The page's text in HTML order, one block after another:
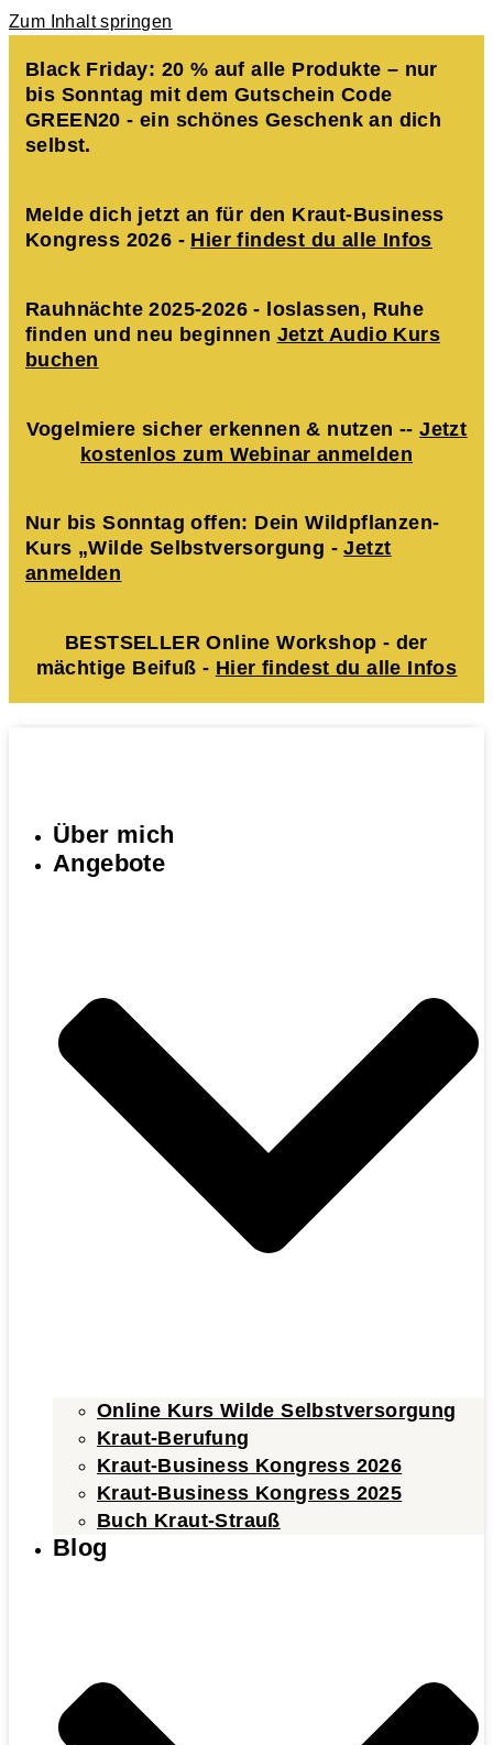
Zum Inhalt springen
Black Friday: 20 % auf alle Produkte – nur
bis Sonntag mit dem Gutschein Code
GREEN20 - ein schönes Geschenk an dich
selbst.
Melde dich jetzt an für den Kraut-Business
Kongress 2026 - Hier findest du alle Infos
Rauhnächte 2025-2026 - loslassen, Ruhe
finden und neu beginnen Jetzt Audio Kurs
buchen
Vogelmiere sicher erkennen & nutzen --Jetzt
kostenlos zum Webinar anmelden
Nur bis Sonntag offen: Dein Wildpflanzen-
Kurs „Wilde Selbstversorgung -Jetzt
anmelden
BESTSELLER Online Workshop - der
mächtige Beifuß - Hier findest du alle Infos
Über mich
Angebote
Online Kurs Wilde Selbstversorgung
Kraut-Berufung
Kraut-Business Kongress 2026
Kraut-Business Kongress 2025
Buch Kraut-Strauß
Blog